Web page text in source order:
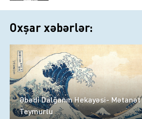
Oxşar xəbərlər:
Əbədi Dalğanın Hekayəsi- Mətanət
Teymurlu